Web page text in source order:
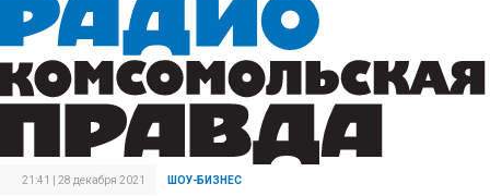
21:41 | 28 декабря 2021 ШОУ-БИЗНЕС